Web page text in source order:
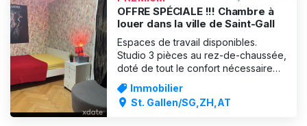
OFFRE SPÉCIALE !!! Chambre à
louer dans la ville de Saint-Gall
Espaces de travail disponibles.
Studio 3 pièces au rez-de-chaussée,
doté de tout le confort nécessaire
pour travailler en toute tranquillité.
Tarifs avantageux et clientèle fidèle.
N'hésitez pas à me contacter si vous
Immobilier
St. Gallen/SG,ZH,AT